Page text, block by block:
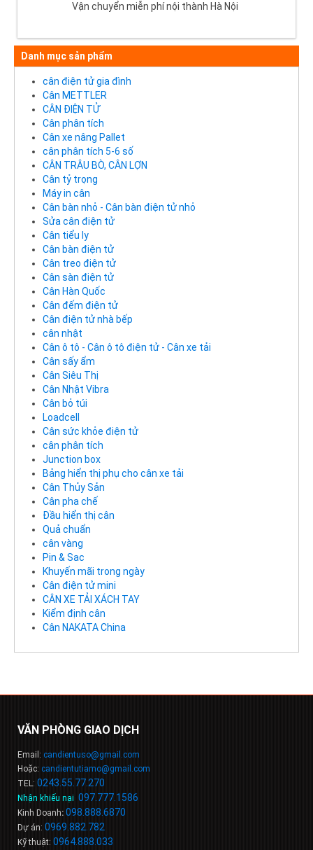
Vận chuyển miễn phí nội thành Hà Nội
Danh mục sản phẩm
cân điện tử gia đình
Cân METTLER
CÂN ĐIỆN TỬ
Cân phân tích
Cân xe nâng Pallet
cân phân tích 5-6 số
CÂN TRÂU BÒ, CÂN LỢN
Cân tỷ trọng
Máy in cân
Cân bàn nhỏ - Cân bàn điện tử nhỏ
Sửa cân điện tử
Cân tiểu ly
Cân bàn điện tử
Cân treo điện tử
Cân sàn điện tử
Cân Hàn Quốc
Cân đếm điện tử
Cân điện tử nhà bếp
cân nhật
Cân ô tô - Cân ô tô điện tử - Cân xe tải
Cân sấy ẩm
Cân Siêu Thị
Cân Nhật Vibra
Cân bỏ túi
Loadcell
Cân sức khỏe điện tử
cân phân tích
Junction box
Bảng hiển thị phụ cho cân xe tải
Cân Thủy Sản
Cân pha chế
Đầu hiển thị cân
Quả chuẩn
cân vàng
Pin & Sac
Khuyến mãi trong ngày
Cân điện tử mini
CÂN XE TẢI XÁCH TAY
Kiểm định cân
Cân NAKATA China
VĂN PHÒNG GIAO DỊCH
Email: candientuso@gmail.com
Hoặc: candientutiamo@gmail.com
TEL: 0243.55.77.270
Nhận khiếu nại 097.777.1586
Kinh Doanh: 098.888.6870
Dự án: 0969.882.782
Kỹ thuật: 0964.888.033